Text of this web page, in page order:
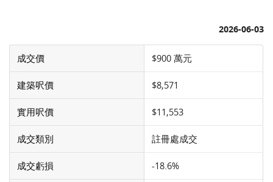
2026-06-03
成交價 $900 萬元
建築呎價 $8,571
實用呎價 $11,553
成交類別 註冊處成交
成交虧損 -18.6%